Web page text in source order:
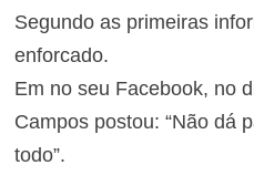
Segundo as primeiras
enforcado.
Em no seu Facebook, no
Campos postou: “Não dá
todo”.